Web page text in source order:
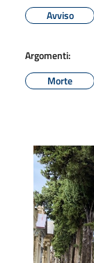
Avviso
Argomenti:
Morte